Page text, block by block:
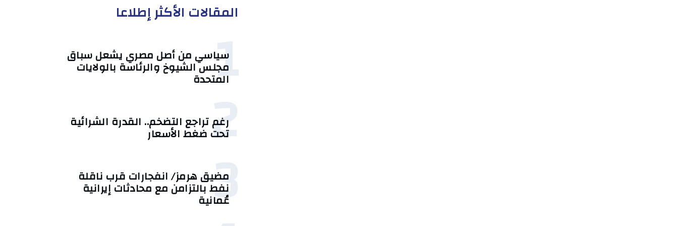
المقالات الأكثر إطلاعا
1
سياسي من أصل مصري يشعل سباق
مجلس الشيوخ والرئاسة بالولايات
المتحدة
2
رغم تراجع التضخم.. القدرة الشرائية
تحت ضغط الأسعار
3
مضيق هرمز/ انفجارات قرب ناقلة
نفط بالتزامن مع محادثات إيرانية
عُمانية